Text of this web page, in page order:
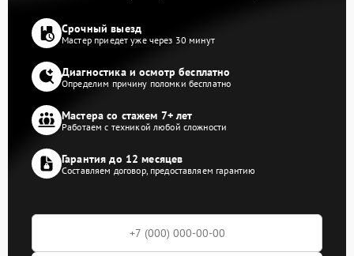
Срочный выезд
Мастер приедет уже через 30 минут
Диагностика и осмотр бесплатно
Определим причину поломки бесплатно
Мастера со стажем 7+ лет
Работаем с техникой любой сложности
Гарантия до 12 месяцев
Составляем договор, предоставляем гарантию